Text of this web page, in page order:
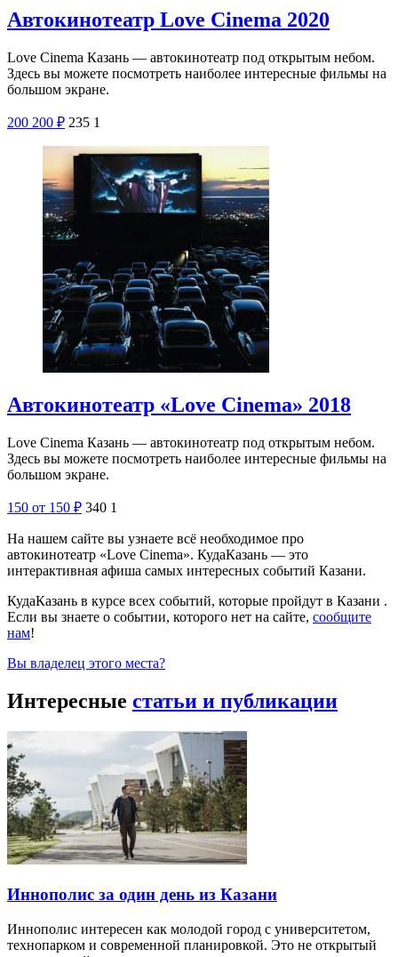
Автокинотеатр Love Cinema 2020
Love Cinema Казань — автокинотеатр под открытым небом.
Здесь вы можете посмотреть наиболее интересные фильмы на
большом экране.
200 200 ₽ 235 1
Автокинотеатр «Love Cinema» 2018
Love Cinema Казань — автокинотеатр под открытым небом.
Здесь вы можете посмотреть наиболее интересные фильмы на
большом экране.
150 от 150 ₽ 340 1
На нашем сайте вы узнаете всё необходимое про
автокинотеатр «Love Cinema». КудаКазань — это
интерактивная афиша самых интересных событий Казани.
КудаКазань в курсе всех событий, которые пройдут в Казани .
Если вы знаете о событии, которого нет на сайте, сообщите
нам!
Вы владелец этого места?
Интересные статьи и публикации
Иннополис за один день из Казани
Иннополис интересен как молодой город с университетом,
технопарком и современной планировкой. Это не открытый